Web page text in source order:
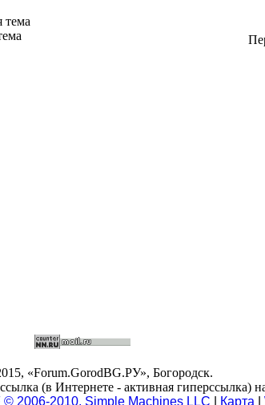
тема
«Forum.GorodBG.РУ», Богородск.
(в Интернете - активная гиперссылка)
© 2006-2010, Simple Machines LLC Карта